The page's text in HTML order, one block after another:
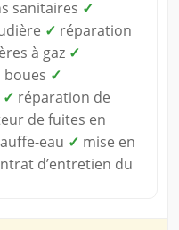
sanitaires ✓
✓ réparation
à gaz ✓
✓
✓ réparation de
de fuites en
eau ✓ mise en
d’entretien du